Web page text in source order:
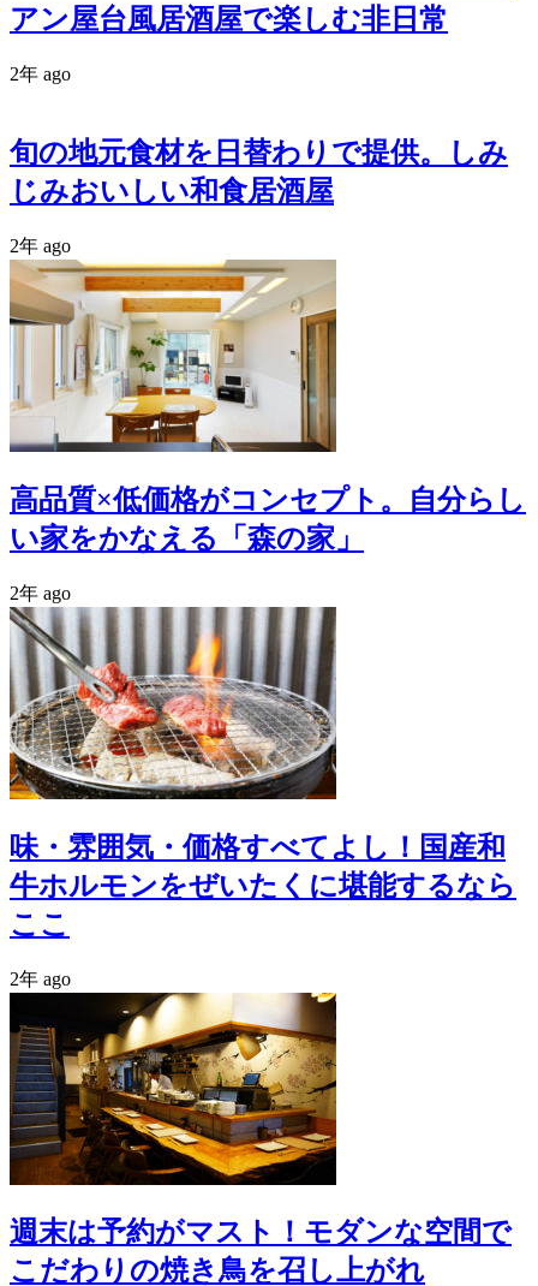
アン屋台風居酒屋で楽しむ非日常
2年 ago
旬の地元食材を日替わりで提供。しみ
じみおいしい和食居酒屋
2年 ago
高品質×低価格がコンセプト。自分らし
い家をかなえる「森の家」
2年 ago
味・雰囲気・価格すべてよし！国産和
牛ホルモンをぜいたくに堪能するなら
ここ
2年 ago
週末は予約がマスト！モダンな空間で
こだわりの焼き鳥を召し上がれ